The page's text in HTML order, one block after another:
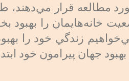
مطالعه قرار
خانه‌هايمان را
زندگي خود را
جهان پيرامون خود